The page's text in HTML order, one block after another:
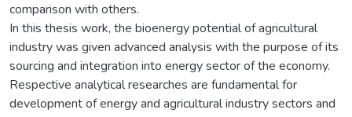
comparison with others.
In this thesis work, the bioenergy potential of agricultural
industry was given advanced analysis with the purpose of its
sourcing and integration into energy sector of the economy.
Respective analytical researches are fundamental for
development of energy and agricultural industry sectors and